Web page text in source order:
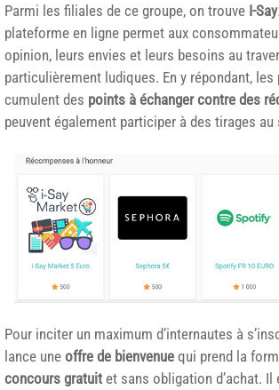
Parmi les filiales de ce groupe, on trouve I-Say
plateforme en ligne permet aux
opinion, leurs envies et leurs besoins au
particulièrement ludiques. En y répondant, les
cumulent des points à échanger contre des
peuvent également participer à des tirages au
Pour inciter un maximum d’internautes à
lance une offre de bienvenue qui prend la
concours gratuit et sans obligation d’achat.